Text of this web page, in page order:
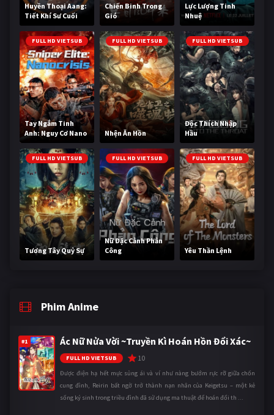
Huyền Thoại Aang:
Tiết Khí Sư Cuối
Cùng
Chiến Binh Trong
Gió
Lực Lượng Tinh
Nhuệ
FULL HD VIETSUB
Tay Ngắm Tinh
Anh: Nguy Cơ Nano
FULL HD VIETSUB
Nhện Ăn Hồn
FULL HD VIETSUB
Độc Thích Nhập
Hầu
FULL HD VIETSUB
Tương Tây Quỷ Sự
FULL HD VIETSUB
Nữ Đặc Cảnh Phản
Công
FULL HD VIETSUB
Yêu Thần Lệnh
Phim Anime
#1 Ác Nữ Nửa Vời ~Truyền Kì Hoán Hồn Đổi Xác~
FULL HD VIETSUB 10
Được điện hạ hết mực sủng ái và ví như nàng bướm rực rỡ giữa chốn
cung đình, Reirin bất ngờ trở thành nạn nhân của Keigetsu – một kẻ
sống ký sinh trong triều đình đã sử dụng ma thuật để hoán đổi th ...